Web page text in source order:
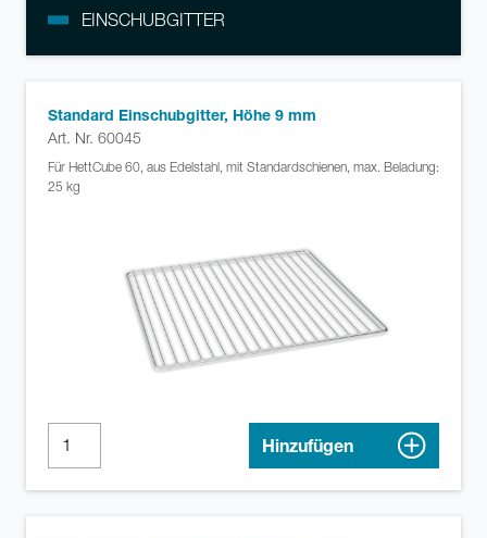
EINSCHUBGITTER
Standard Einschubgitter, Höhe 9 mm
Art. Nr. 60045
Für HettCube 60, aus Edelstahl, mit Standardschienen, max. Beladung:
25 kg
Hinzufügen